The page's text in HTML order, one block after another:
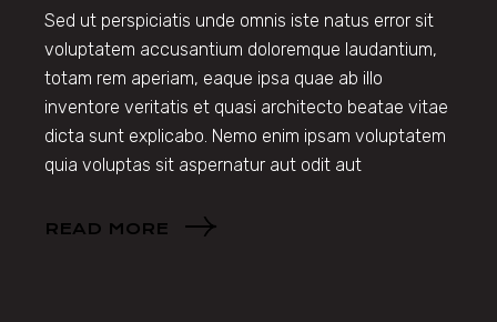
Sed ut perspiciatis unde omnis iste natus error sit
voluptatem accusantium doloremque laudantium,
totam rem aperiam, eaque ipsa quae ab illo
inventore veritatis et quasi architecto beatae vitae
dicta sunt explicabo. Nemo enim ipsam voluptatem
quia voluptas sit aspernatur aut odit aut
READ MORE